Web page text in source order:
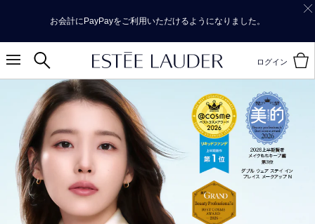
お会計にPayPayをご利用いただけるようになりました。
ログイン